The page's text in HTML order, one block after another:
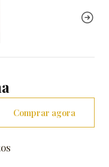
Comprar agora